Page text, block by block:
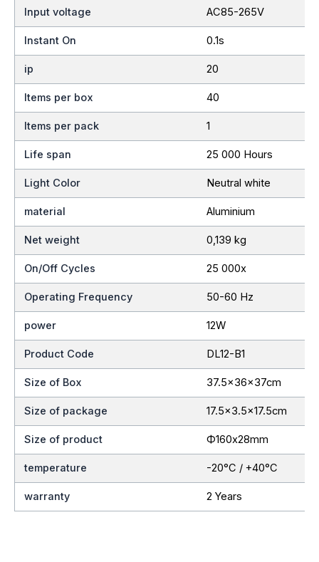
Input voltage AC85-265V
Instant On 0.1s
ip 20
Items per box 40
Items per pack 1
Life span 25 000 Hours
Light Color Neutral white
material Aluminium
Net weight 0,139 kg
On/Off Cycles 25 000x
Operating Frequency 50-60 Hz
power 12W
Product Code DL12-B1
Size of Box 37.5x36x37cm
Size of package 17.5×3.5×17.5cm
Size of product Ф160x28mm
temperature -20°C / +40°C
warranty 2 Years